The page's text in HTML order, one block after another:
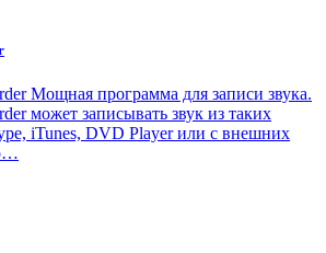
Мощная программа для записи звука.
может записывать звук из таких
iTunes, DVD Player или с внешних